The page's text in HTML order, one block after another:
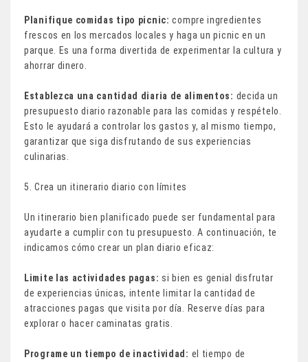
Planifique comidas tipo picnic:compre ingredientes
frescos en los mercados locales y haga un picnic en un
parque. Es una forma divertida de experimentar la cultura y
ahorrar dinero.
Establezca una cantidad diaria de alimentos: decida un
presupuesto diario razonable para las comidas y respételo.
Esto le ayudará a controlar los gastos y, al mismo tiempo,
garantizar que siga disfrutando de sus experiencias
culinarias.
5. Crea un itinerario diario con límites
Un itinerario bien planificado puede ser fundamental para
ayudarte a cumplir con tu presupuesto. A continuación, te
indicamos cómo crear un plan diario eficaz:
Limite las actividades pagas: si bien es genial disfrutar
de experiencias únicas, intente limitar la cantidad de
atracciones pagas que visita por día. Reserve días para
explorar o hacer caminatas gratis.
Programe un tiempo de inactividad: el tiempo de